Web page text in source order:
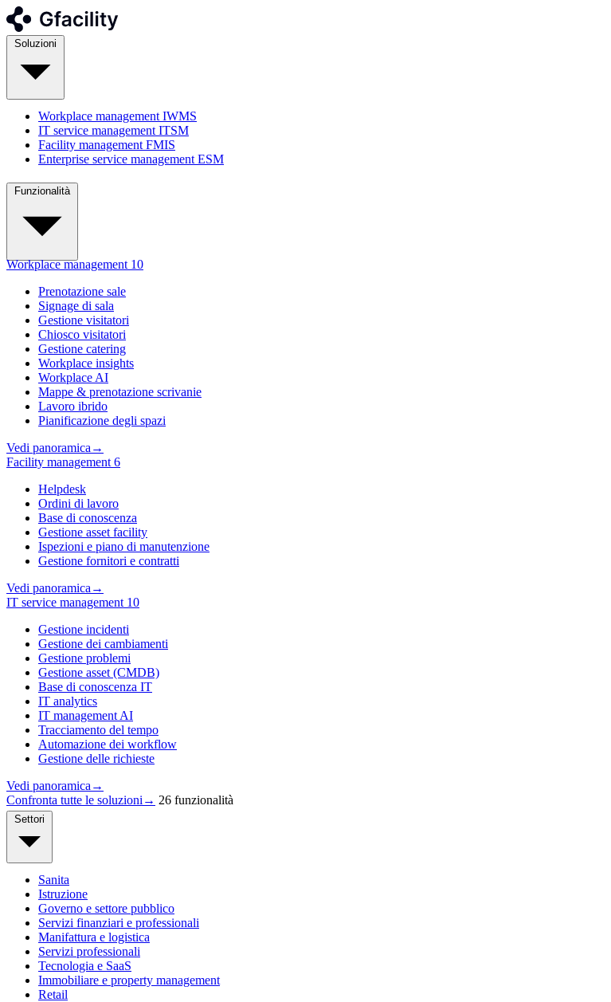
Workplace management IWMS
IT service management ITSM
Facility management FMIS
Enterprise service management ESM
Funzionalità
Workplace management 10
Prenotazione sale
Signage di sala
Gestione visitatori
Chiosco visitatori
Gestione catering
Workplace insights
Workplace AI
Mappe & prenotazione scrivanie
Lavoro ibrido
Pianificazione degli spazi
Vedi panoramica →
Facility management 6
Helpdesk
Ordini di lavoro
Base di conoscenza
Gestione asset facility
Ispezioni e piano di manutenzione
Gestione fornitori e contratti
Vedi panoramica →
IT service management 10
Gestione incidenti
Gestione dei cambiamenti
Gestione problemi
Gestione asset (CMDB)
Base di conoscenza IT
IT analytics
IT management AI
Tracciamento del tempo
Automazione dei workflow
Gestione delle richieste
Vedi panoramica →
Confronta tutte le soluzioni → 26 funzionalità
Sanita
Istruzione
Governo e settore pubblico
Servizi finanziari e professionali
Manifattura e logistica
Servizi professionali
Tecnologia e SaaS
Immobiliare e property management
Retail